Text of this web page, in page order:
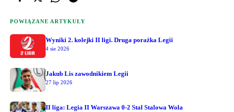
POWIĄZANE ARTYKUŁY
Wyniki 2. kolejki II ligi. Druga porażka Legii
4 sie 2026
Jakub Lis zawodnikiem Legii
27 lip 2026
II liga: Legia II Warszawa 0-2 Stal Stalowa Wola